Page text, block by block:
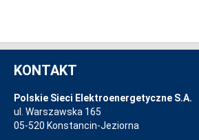
KONTAKT
Polskie Sieci Elektroenergetyczne S.A.
ul. Warszawska 165
05-520 Konstancin-Jeziorna